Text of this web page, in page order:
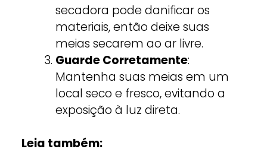
secadora pode danificar os
materiais, então deixe suas
meias secarem ao ar livre.
Guarde Corretamente:
Mantenha suas meias em um
local seco e fresco, evitando a
exposição à luz direta.
Leia também: